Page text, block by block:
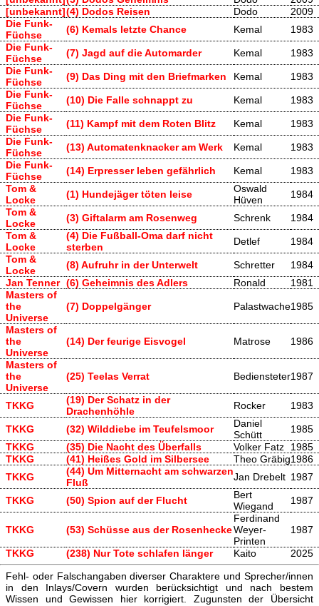
[unbekannt](4) Dodos Reisen Dodo
2009
Die Funk-
Füchse
(6) Kemals letzte Chance Kemal
1983
Die Funk-
Füchse
(7) Jagd auf die Automarder Kemal
1983
Die Funk-
Füchse
(9) Das Ding mit den Briefmarken Kemal
1983
Die Funk-
Füchse
(10) Die Falle schnappt zu Kemal
1983
Die Funk-
Füchse
(11) Kampf mit dem Roten Blitz Kemal
1983
Die Funk-
Füchse
(13) Automatenknacker am Werk Kemal
1983
Die Funk-
Füchse
(14) Erpresser leben gefährlich Kemal
1983
Tom &
Locke
(1) Hundejäger töten leise
Oswald
Hüven
1984
Tom &
Locke
(3) Giftalarm am Rosenweg Schrenk
1984
Tom &
Locke
(4) Die Fußball-Oma darf nicht
sterben
Detlef
1984
Tom &
Locke
(8) Aufruhr in der Unterwelt Schretter
1984
Jan Tenner (6) Geheimnis des Adlers Ronald
1981
Masters of
the
Universe
(7) Doppelgänger Palastwache1985
Masters of
the
Universe
(14) Der feurige Eisvogel Matrose 1986
Masters of
the
Universe
(25) Teelas Verrat Bediensteter1987
TKKG
(19) Der Schatz in der
Drachenhöhle
Rocker 1983
TKKG (32) Wilddiebe im Teufelsmoor
Daniel
Schütt
1985
TKKG
(35) Die Nacht des Überfalls Volker Fatz
1985
TKKG
(41) Heißes Gold im Silbersee Theo Gräbig1986
TKKG
(44) Um Mitternacht am schwarzen
Fluß
Jan Drebelt 1987
TKKG (50) Spion auf der Flucht
Bert
Wiegand
1987
TKKG (53) Schüsse aus der Rosenhecke
Ferdinand
Weyer-
Printen
1987
TKKG (238) Nur Tote schlafen länger Kaito 2025
Fehl- oder Falschangaben diverser Charaktere und Sprecher/innen
in den Inlays/Covern wurden berücksichtigt und nach bestem
Wissen und Gewissen hier korrigiert. Zugunsten der Übersicht